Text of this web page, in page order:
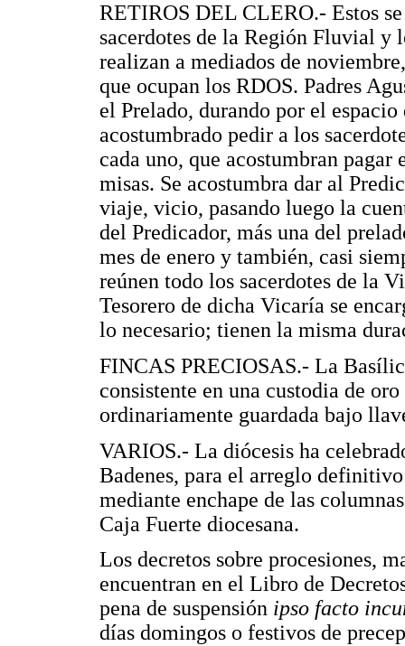
RETIROS DEL CLERO.- Estos
sacerdotes de la Región Fluvial y
realizan a mediados de
que ocupan los RDOS. Padres
el Prelado, durando por el
acostumbrado pedir a los
cada uno, que acostumbran
misas. Se acostumbra dar al
viaje, vicio, pasando luego la
del Predicador, más una del
mes de enero y también, casi
reúnen todo los sacerdotes de la
Tesorero de dicha Vicaría se
lo necesario; tienen la misma
FINCAS PRECIOSAS.- La
consistente en una custodia de
ordinariamente guardada bajo
VARIOS.- La diócesis ha
Badenes, para el arreglo
mediante enchape de las
Caja Fuerte diocesana.
Los decretos sobre procesiones,
encuentran en el Libro de
pena de suspensión ipso facto
días domingos o festivos de